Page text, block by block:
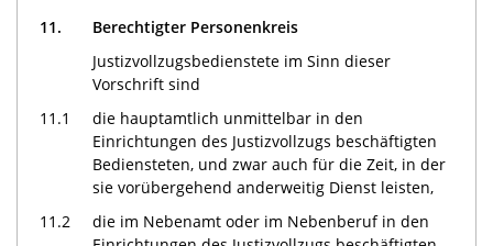
11.
Berechtigter Personenkreis
Justizvollzugsbedienstete im Sinn dieser
Vorschrift sind
11.1
die hauptamtlich unmittelbar in den
Einrichtungen des Justizvollzugs beschäftigten
Bediensteten, und zwar auch für die Zeit, in der
sie vorübergehend anderweitig Dienst leisten,
11.2
die im Nebenamt oder im Nebenberuf in den